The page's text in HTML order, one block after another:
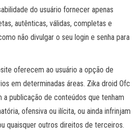
do usuário fornecer apenas
autênticas, válidas, completas e
não divulgar o seu login e senha para
oferecem ao usuário a opção de
em determinadas áreas. Zika droid Ofc
a publicação de conteúdos que tenham
ofensiva ou ilícita, ou ainda infrinjam
quaisquer outros direitos de terceiros.